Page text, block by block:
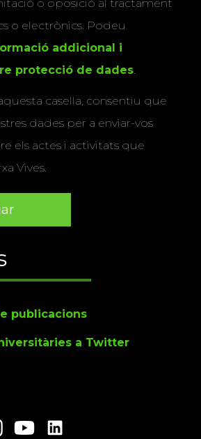
o oposició al tractament
o electrònics. Podeu
addicional i
protecció de dades.
casella, consentiu que
dades per a enviar-vos
els actes i activitats que
Vives.
publicacions
a Twitter